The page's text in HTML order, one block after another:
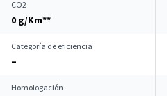
CO2
0 g/Km**
Categoría de eficiencia
–
Homologación